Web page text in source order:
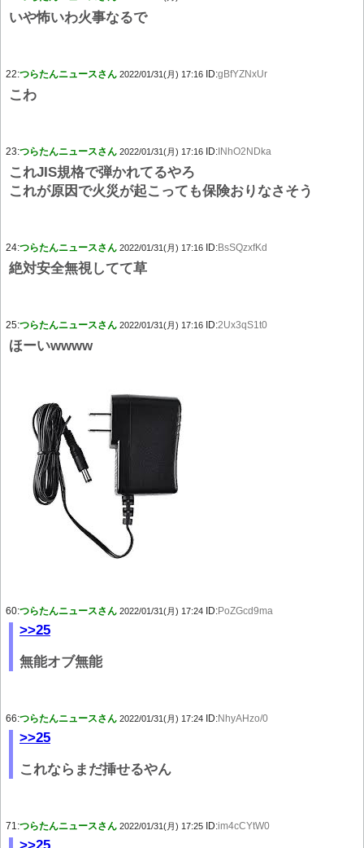
いや怖いわ火事なるで
22:つらたんニュースさん 2022/01/31(月) 17:16 ID:gBfYZNxUr
こわ
23:つらたんニュースさん 2022/01/31(月) 17:16 ID: INhO2NDka
これJIS規格で弾かれてるやろ
これが原因で火災が起こっても保険おりなさそう
24:つらたんニュースさん 2022/01/31(月) 17:16 ID:BsSQzxfKd
絶対安全無視してて草
25:つらたんニュースさん 2022/01/31(月) 17:16 ID:2Ux3qS1t0
ほーいwwww
60:つらたんニュースさん 2022/01/31(月) 17:24 ID:PoZGcd9ma
>>25
無能オブ無能
66:つらたんニュースさん 2022/01/31(月) 17:24 ID:NhyAHzo/0
>>25
これならまだ挿せるやん
71:つらたんニュースさん 2022/01/31(月) 17:25 ID:im4cCYtW0